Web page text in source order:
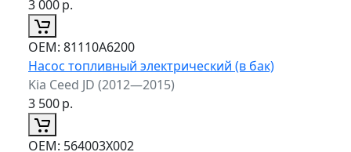
3 000р.
ОЕМ: 81110A6200
Насос топливный электрический (в бак)
Kia Ceed JD (2012—2015)
3 500р.
ОЕМ: 564003X002